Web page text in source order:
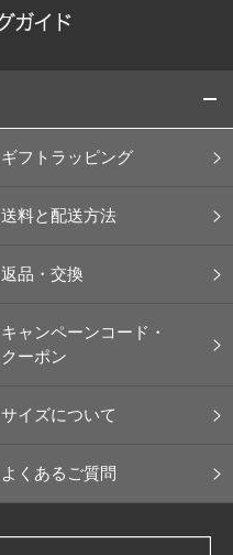
ギフトラッピング
送料と配送方法
返品・交換
キャンペーンコード・
クーポン
サイズについて
よくあるご質問